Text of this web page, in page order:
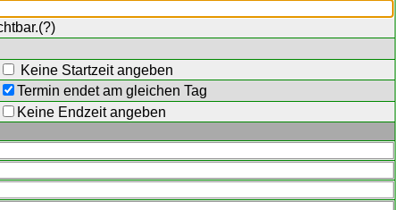
?)
Keine Startzeit angeben
Termin endet am gleichen Tag
Keine Endzeit angeben